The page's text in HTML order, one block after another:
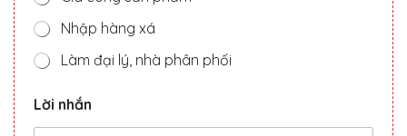
Nhập hàng xá
Làm đại lý, nhà phân phối
ụ
S
Lời nhắn